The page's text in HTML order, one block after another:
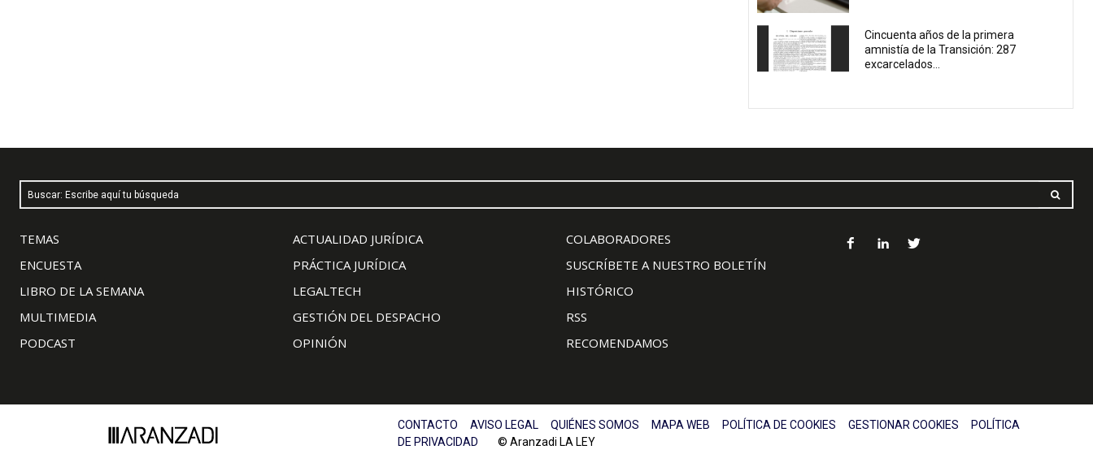
Cincuenta años de la primera
amnistía de la Transición: 287
excarcelados...
Buscar: Escribe aquí tu búsqueda
TEMAS
ENCUESTA
LIBRO DE LA SEMANA
MULTIMEDIA
PODCAST
ACTUALIDAD JURÍDICA
PRÁCTICA JURÍDICA
LEGALTECH
GESTIÓN DEL DESPACHO
OPINIÓN
COLABORADORES
SUSCRÍBETE A NUESTRO BOLETÍN
HISTÓRICO
RSS
RECOMENDAMOS
CONTACTO AVISO LEGAL QUIÉNES SOMOS MAPA WEB POLÍTICA DE COOKIES GESTIONAR COOKIES
POLÍTICA
DE PRIVACIDAD © Aranzadi LA LEY